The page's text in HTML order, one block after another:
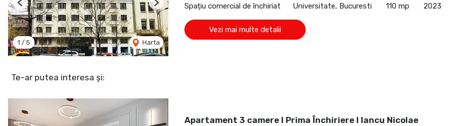
1 / 5 Harta
Previous Next Spațiu comercial de închiriat Universitate, Bucuresti 110 mp 2023
Vezi mai multe detalii
Te-ar putea interesa și:
Apartament 3 camere I Prima Închiriere I Iancu Nicolae